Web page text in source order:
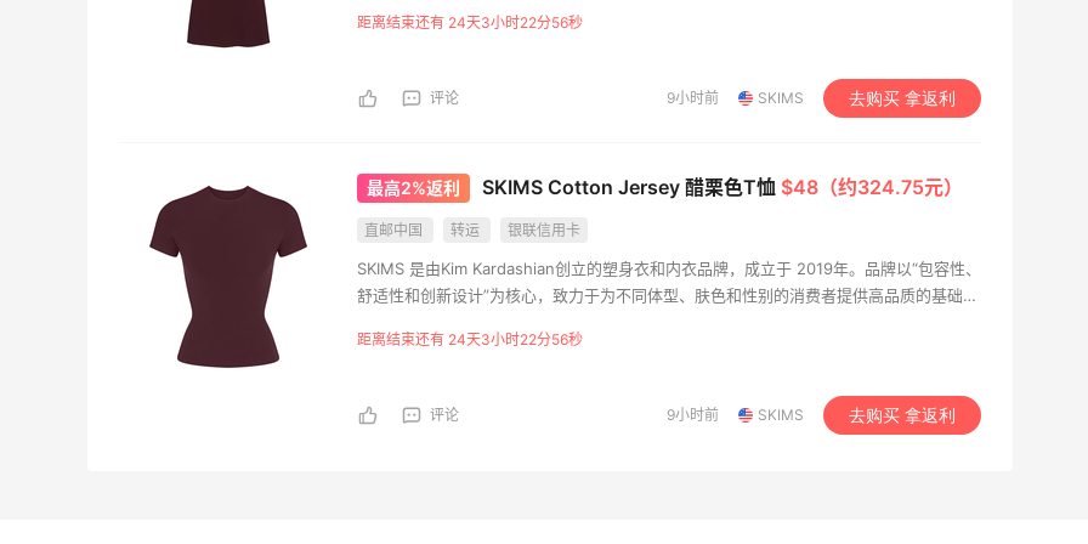
距离结束还有 24天3小时22分54秒
评论 9小时前 SKIMS 去购买 拿返利
最高2%返利 SKIMS Cotton Jersey 醋栗色T恤 $48（约324.75元）
直邮中国 转运 银联信用卡
SKIMS 是由Kim Kardashian创立的塑身衣和内衣品牌，成立于 2019年。品牌以“包容性、
舒适性和创新设计”为核心，致力于为不同体型、肤色和性别的消费者提供高品质的基础服
距离结束还有 24天3小时22分54秒
评论 9小时前 SKIMS 去购买 拿返利